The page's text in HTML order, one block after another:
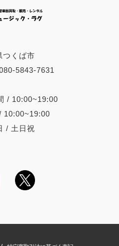
つくば市
5843-7631
/ 10:00~19:00
10:00~19:00
/ 土日祝